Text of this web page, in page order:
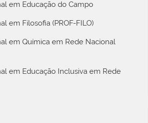
em Educação do Campo
em Filosofia (PROF-FILO)
em Química em Rede Nacional
em Educação Inclusiva em Rede